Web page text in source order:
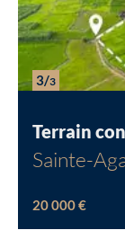
3/3
Terrain
Sainte-
20 000 €